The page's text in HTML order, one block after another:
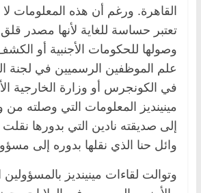
القاهرة. ورغم أن هذه المعلومات لا
تعتبر حساسة للغاية لأنها مصدر
وصولها للحكومات الأجنبية أو
علم الموظفين الرسميين في لجنة
في الكونجرس أو وزارة الخارجية
مينينديز المعلومات التي وصلته من
إلى صديقته نادين التي بدورها
وائل حنا الذي نقلها بدوره إلى
وتوالت لقاءات مينينديز